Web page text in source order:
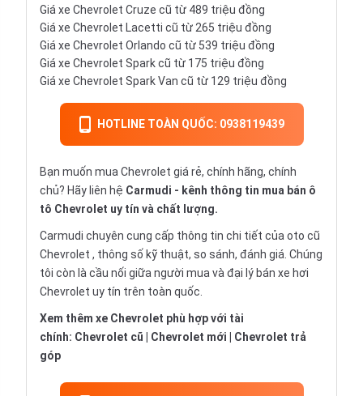
Giá xe Chevrolet Cruze cũ từ 489 triệu đồng
Giá xe Chevrolet Lacetti cũ từ 265 triệu đồng
Giá xe Chevrolet Orlando cũ từ 539 triệu đồng
Giá xe Chevrolet Sparkcũ từ 175 triệu đồng
Giá xe Chevrolet Spark Van cũ từ 129 triệu đồng
HOTLINE TOÀN QUỐC: 0938119439
Bạn muốn mua Chevrolet giá rẻ, chính hãng, chính
chủ? Hãy liên hệ Carmudi - kênh thông tin mua bán ô
tô Chevrolet uy tín và chất lượng.
Carmudi chuyên cung cấp thông tin chi tiết của oto cũ
Chevrolet , thông số kỹ thuật, so sánh, đánh giá. Chúng
tôi còn là cầu nối giữa người mua và đại lý bán xe hơi
Chevrolet uy tín trên toàn quốc.
Xem thêm xe Chevrolet phù hợp với tài
chính: Chevrolet cũ Chevrolet mới
Chevrolet trả
góp